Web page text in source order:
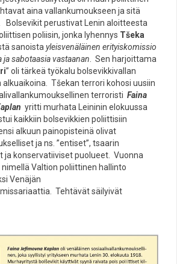
aina vallankumoukseen ja sitä
Bolsevikit perustivat Lenin aloitteesta
poliisin, jonka lyhennys Tšeka
sanoista yleisvenäläinen erityiskomissio
sabotaasia vastaanan . Sen harjoittama
” oli tärkeä työkalu bolsevikkivallan
Tšekan terrori kohosi uusiin
terroristi Faina
yritti murhata Leininin elokuussa
kaikkiin bolsevikkien poliittisiin
alkuun painopisteinä olivat
ja ns. ”entiset”, tsaarin
ja konservatiiviset puolueet. Vuonna
Valtion poliittinen hallinto
Venäjän
Tehtävät säilyivät